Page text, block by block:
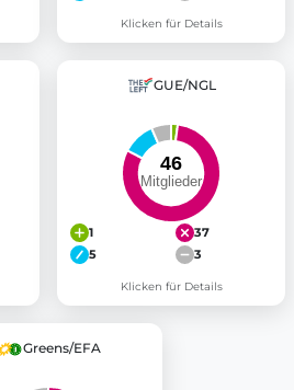
Klicken für Details
GUE/NGL
1
37
5
3
Klicken für Details
Greens/EFA